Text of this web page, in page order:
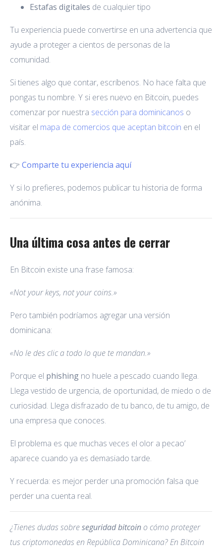
Estafas digitales de cualquier tipo
Tu experiencia puede convertirse en una advertencia que
ayude a proteger a cientos de personas de la
comunidad.
Si tienes algo que contar, escríbenos. No hace falta que
pongas tu nombre. Y si eres nuevo en Bitcoin, puedes
comenzar por nuestra sección para dominicanos o
visitar el mapa de comercios que aceptan bitcoin en el
país.
👉 Comparte tu experiencia aquí
Y si lo prefieres, podemos publicar tu historia de forma
anónima.
Una última cosa antes de cerrar
En Bitcoin existe una frase famosa:
«Not your keys, not your coins.»
Pero también podríamos agregar una versión
dominicana:
«No le des clic a todo lo que te mandan.»
Porque el phishing no huele a pescado cuando llega.
Llega vestido de urgencia, de oportunidad, de miedo o de
curiosidad. Llega disfrazado de tu banco, de tu amigo, de
una empresa que conoces.
El problema es que muchas veces el olor a pecao’
aparece cuando ya es demasiado tarde.
Y recuerda: es mejor perder una promoción falsa que
perder una cuenta real.
¿Tienes dudas sobreseguridad bitcoin o cómo proteger
tus criptomonedas en República Dominicana? En Bitcoin